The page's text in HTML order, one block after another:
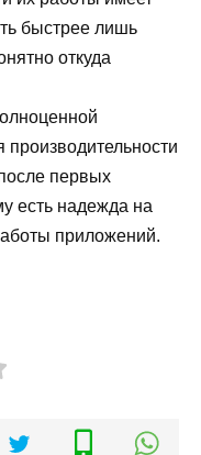
быстрее лишь
откуда
производительности
первых
есть надежда на
приложений.